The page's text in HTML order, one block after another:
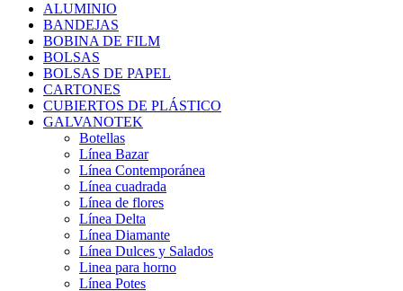
ALUMINIO
BANDEJAS
BOBINA DE FILM
BOLSAS
BOLSAS DE PAPEL
CARTONES
CUBIERTOS DE PLÁSTICO
GALVANOTEK
Botellas
Línea Bazar
Línea Contemporánea
Línea cuadrada
Línea de flores
Línea Delta
Línea Diamante
Línea Dulces y Salados
Linea para horno
Línea Potes